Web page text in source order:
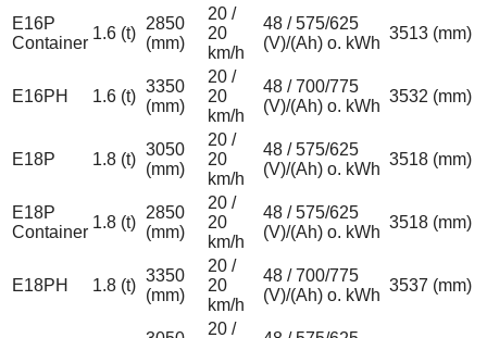
E16P
Container
1.6 (t)
2850
(mm)
20 /
20
km/h
48 / 575/625
(V)/(Ah) o. kWh
3513 (mm)
E16PH 1.6 (t)
3350
(mm)
20 /
20
km/h
48 / 700/775
(V)/(Ah) o. kWh
3532 (mm)
E18P 1.8 (t)
3050
(mm)
20 /
20
km/h
48 / 575/625
(V)/(Ah) o. kWh
3518 (mm)
E18P
Container
1.8 (t)
2850
(mm)
20 /
20
km/h
48 / 575/625
(V)/(Ah) o. kWh
3518 (mm)
E18PH 1.8 (t)
3350
(mm)
20 /
20
km/h
48 / 700/775
(V)/(Ah) o. kWh
3537 (mm)
20 /